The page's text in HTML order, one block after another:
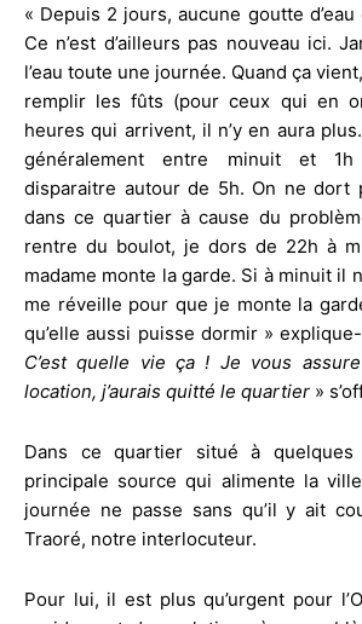
« Depuis 2 jours, aucune goutte
Ce n’est d’ailleurs pas nouveau ici.
l’eau toute une journée. Quand ça
remplir les fûts (pour ceux qui en
heures qui arrivent, il n’y en aura
généralement entre minuit et
disparaitre autour de 5h. On ne dort
dans ce quartier à cause du
rentre du boulot, je dors de 22h à
madame monte la garde. Si à minuit il
me réveille pour que je monte la
qu’elle aussi puisse dormir »
C’est quelle vie ça ! Je vous
location, j’aurais quitté le quartier »
Dans ce quartier situé à
principale source qui alimente la
journée ne passe sans qu’il y ait
Traoré, notre interlocuteur.
Pour lui, il est plus qu’urgent pour